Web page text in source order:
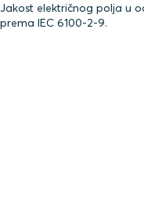
Jakost električnog polja u
prema IEC 6100-2-9.